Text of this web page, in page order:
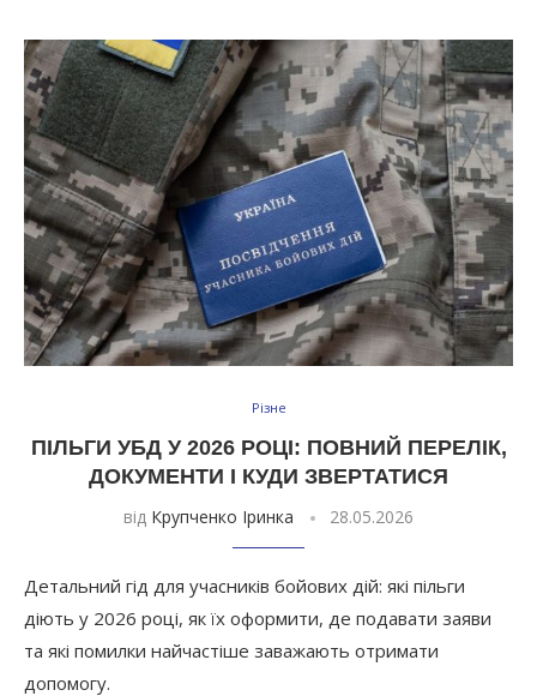
Різне
ПІЛЬГИ УБД У 2026 РОЦІ: ПОВНИЙ ПЕРЕЛІК,
ДОКУМЕНТИ І КУДИ ЗВЕРТАТИСЯ
від Крупченко Іринка 28.05.2026
Детальний гід для учасників бойових дій: які пільги
діють у 2026 році, як їх оформити, де подавати заяви
та які помилки найчастіше заважають отримати
допомогу.